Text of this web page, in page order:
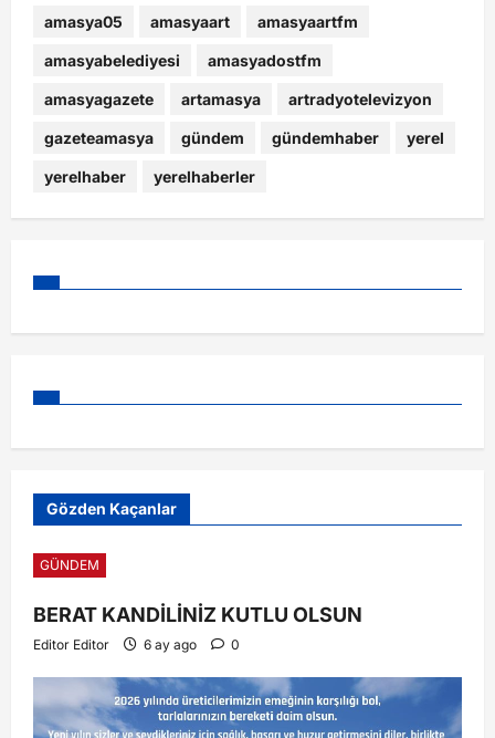
amasya05 amasyaart amasyaartfm
amasyabelediyesi amasyadostfm
amasyagazete artamasya artradyotelevizyon
gazeteamasya gündem gündemhaber yerel
yerelhaber yerelhaberler
Gözden Kaçanlar
GÜNDEM
BERAT KANDİLİNİZ KUTLU OLSUN
Editor Editor 6 ay ago 0